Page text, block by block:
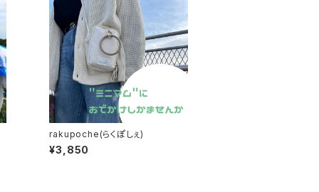
rakupoche(らくぽしぇ)
¥3,850